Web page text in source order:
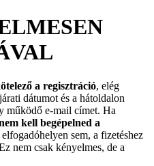
a regisztráció, elég
dátumot és a hátoldalon
működő e-mail címet. Ha
kell begépelned a
sem, a fizetéshez
nem csak kényelmes, de a